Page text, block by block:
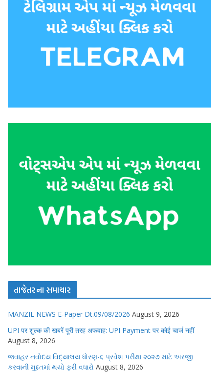
તાજેતરના સમાચાર
MANZIL NEWS E-Paper Dt.09/08/2026 August 9, 2026
UPI पर शुल्क की खबरें पूरी तरह अफवाह: UPI Payment पर कोई चार्ज नहीं
August 8, 2026
જવાહર નવોદય વિદ્યાલય ધોરણ-૬ પ્રવેશ પરીક્ષા ૨૦૨૭ માટે અરજી
કરવાની મુદ્દતમાં થયો ફરી વધારો August 8, 2026